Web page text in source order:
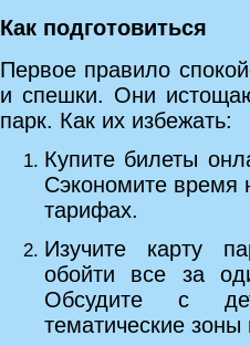
Как подготовиться
Первое правило
и спешки. Они
парк. Как их избежать:
Купите билеты
Сэкономите время
тарифах.
Изучите карту
обойти все за
Обсудите с
тематические